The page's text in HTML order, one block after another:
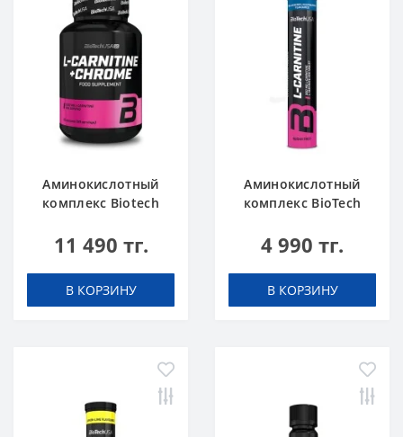
Аминокислотный
комплекс Biotech
Chrome 60 таблеток
11 490 тг.
В КОРЗИНУ
Аминокислотный
комплекс BioTech
mg Effervescent
20 таблеток
(шипучка)
4 990 тг.
В КОРЗИНУ